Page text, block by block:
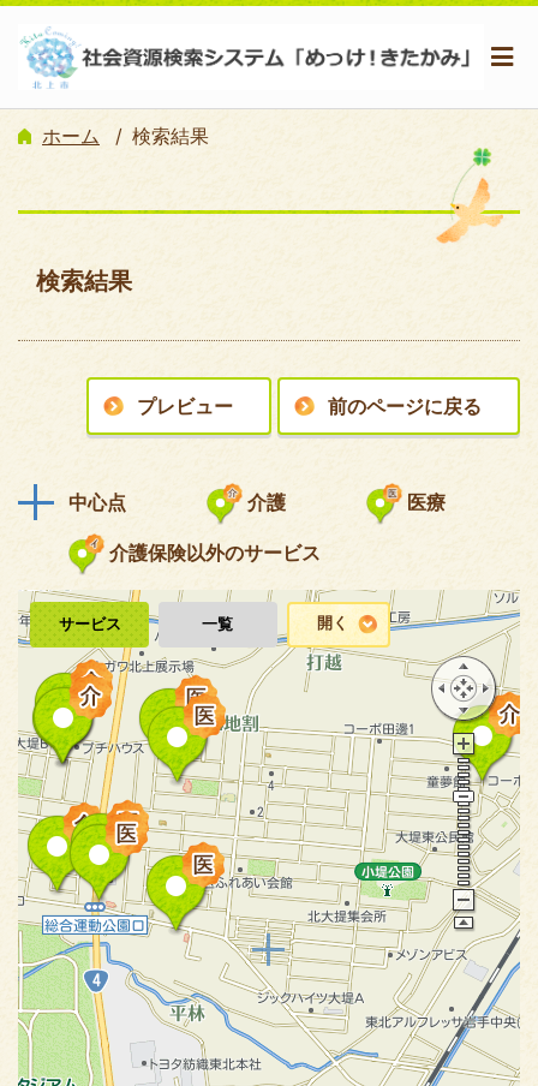
ホーム 検索結果
検索結果
プレビュー 前のページに戻る
中心点 介護 医療
介護保険以外のサービス
サービス 一覧 開く